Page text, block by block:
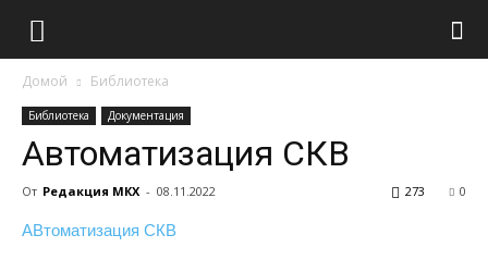
Домой Библиотека
Библиотека Документация
Автоматизация СКВ
От Редакция МКХ - 08.11.2022 0
273
АВтоматизация СКВ